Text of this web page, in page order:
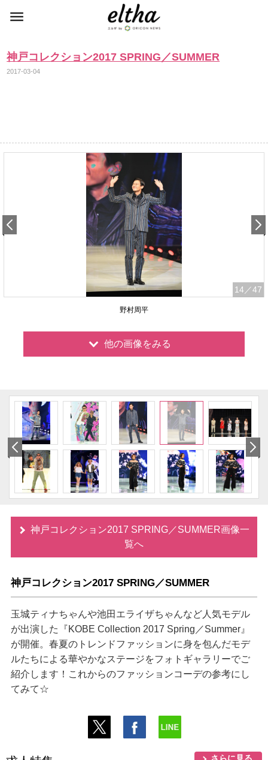
神戸コレクション2017 SPRING／SUMMER
2017-03-04
14 ／47
野村周平
他の画像をみる
神戸コレクション2017 SPRING／SUMMER画像一
覧へ
神戸コレクション2017 SPRING／SUMMER
玉城ティナちゃんや池田エライザちゃんなど人気モデル
が出演した『KOBE Collection 2017 Spring／Summer』
が開催。春夏のトレンドファッションに身を包んだモデ
ルたちによる華やかなステージをフォトギャラリーでご
紹介します！これからのファッションコーデの参考にし
てみて☆